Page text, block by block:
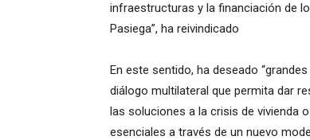
infraestructuras y la financiación de
Pasiega”, ha reivindicado
En este sentido, ha deseado
diálogo multilateral que permita dar
las soluciones a la crisis de vivienda
esenciales a través de un nuevo